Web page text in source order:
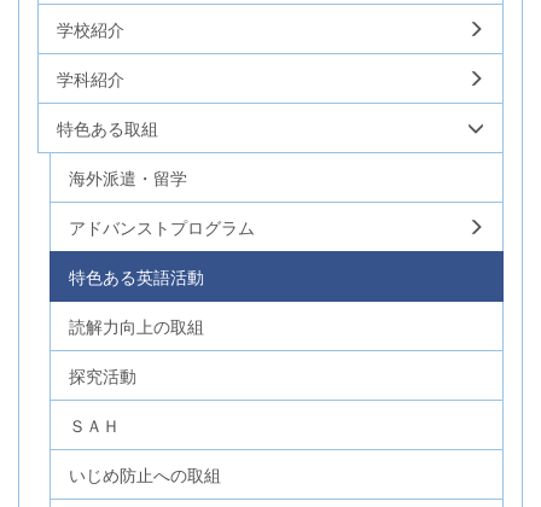
学校紹介
学科紹介
特色ある取組
海外派遣・留学
アドバンストプログラム
特色ある英語活動
読解力向上の取組
探究活動
ＳＡＨ
いじめ防止への取組